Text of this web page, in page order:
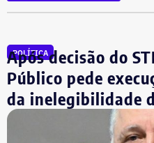
relação imóveis, incluindo
sobre marca, modelo ou
POLÍTICA
Após decisão do
Público pede
da inelegibilidade